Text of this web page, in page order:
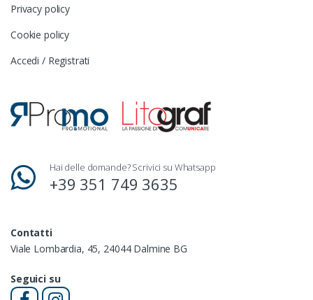
Privacy policy
Cookie policy
Accedi / Registrati
Hai delle domande? Scrivici su Whatsapp
+39 351 749 3635
Contatti
Viale Lombardia, 45, 24044 Dalmine BG
Seguici su